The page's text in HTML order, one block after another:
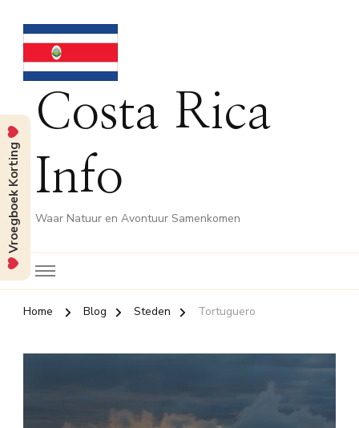
Costa Rica
Info
Waar Natuur en Avontuur Samenkomen
Home Blog Steden Tortuguero
Vroegboek Korting